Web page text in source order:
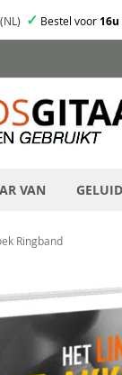
(NL) ✓ Bestel voor16u
VAN
Ringband